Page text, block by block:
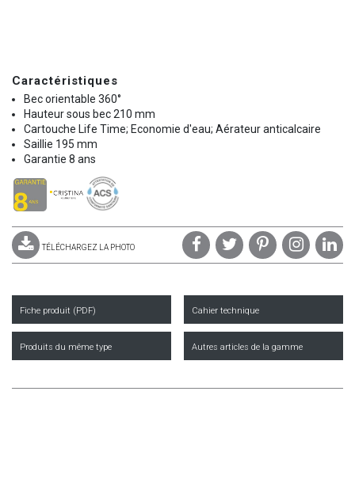
Caractéristiques
Bec orientable 360°
Hauteur sous bec 210 mm
Cartouche Life Time; Economie d'eau; Aérateur anticalcaire
Saillie 195 mm
Garantie 8 ans
TÉLÉCHARGEZ LA PHOTO
Fiche produit (PDF) Cahier technique
Produits du même type Autres articles de la gamme